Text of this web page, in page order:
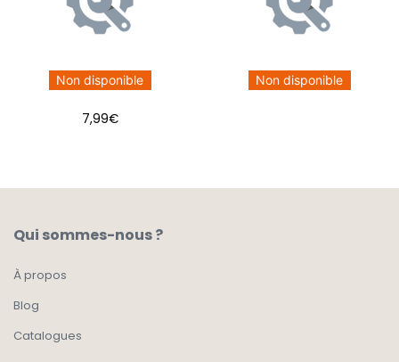
Non disponible
7,99€
Non disponible
Qui sommes-nous ?
À propos
Blog
Catalogues